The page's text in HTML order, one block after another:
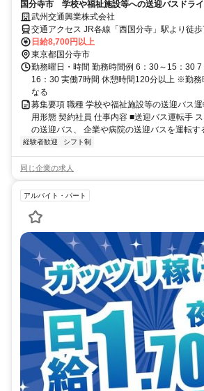
国分寺市 学校や福祉施設等への送迎バスドラ
か 武州交通興業株式会社
交通アクセス JR各線「西国分寺」駅より徒
日給8,700円以上
東京都国分寺市
勤務曜日・時間 勤務時間例 6：30～15：30
16：30 実働7時間 休憩時間120分以上 ※勤務
なる
募集要項 職種 学校や福祉施設等の送迎バス
用形態 契約社員 仕事内容 ■送迎バス運転手
の送迎バス、 企業や病院の送迎バスを運転す
経験者歓迎 シフト制
同じ企業の求人
アルバイト・パート